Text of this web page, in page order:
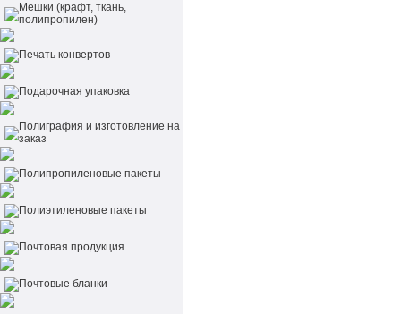
Мешки (крафт, ткань,
полипропилен)
Печать конвертов
Подарочная упаковка
Полиграфия и изготовление на
заказ
Полипропиленовые пакеты
Полиэтиленовые пакеты
Почтовая продукция
Почтовые бланки